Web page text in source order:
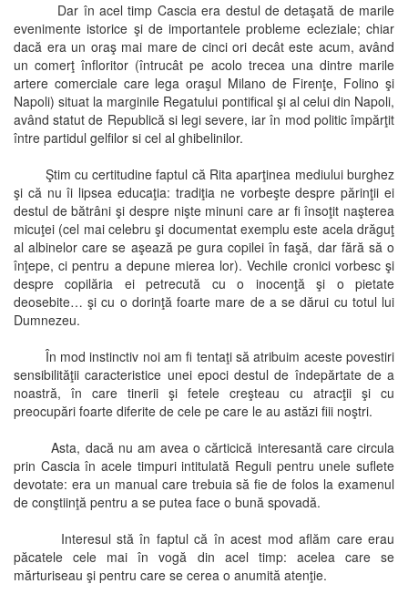
Dar în acel timp Cascia era destul de detaşată de marile
evenimente istorice şi de importantele probleme ecleziale; chiar
dacă era un oraş mai mare de cinci ori decât este acum, având
un comerţ înfloritor (întrucât pe acolo trecea una dintre marile
artere comerciale care lega oraşul Milano de Firenţe, Folino şi
Napoli) situat la marginile Regatului pontifical şi al celui din Napoli,
având statut de Republică si legi severe, iar în mod politic împărţit
între partidul gelfilor si cel al ghibelinilor.
Ştim cu certitudine faptul că Rita aparţinea mediului burghez
şi că nu îi lipsea educaţia: tradiţia ne vorbeşte despre părinţii ei
destul de bătrâni şi despre nişte minuni care ar fi însoţit naşterea
micuţei (cel mai celebru şi documentat exemplu este acela drăguţ
al albinelor care se aşează pe gura copilei în faşă, dar fără să o
înţepe, ci pentru a depune mierea lor). Vechile cronici vorbesc şi
despre copilăria ei petrecută cu o inocenţă şi o pietate
deosebite… şi cu o dorinţă foarte mare de a se dărui cu totul lui
Dumnezeu.
În mod instinctiv noi am fi tentaţi să atribuim aceste povestiri
sensibilităţii caracteristice unei epoci destul de îndepărtate de a
noastră, în care tinerii şi fetele creşteau cu atracţii şi cu
preocupări foarte diferite de cele pe care le au astăzi fiii noştri.
Asta, dacă nu am avea o cărticică interesantă care circula
prin Cascia în acele timpuri intitulată Reguli pentru unele suflete
devotate: era un manual care trebuia să fie de folos la examenul
de conştiinţă pentru a se putea face o bună spovadă.
Interesul stă în faptul că în acest mod aflăm care erau
păcatele cele mai în vogă din acel timp: acelea care se
mărturiseau şi pentru care se cerea o anumită atenţie.